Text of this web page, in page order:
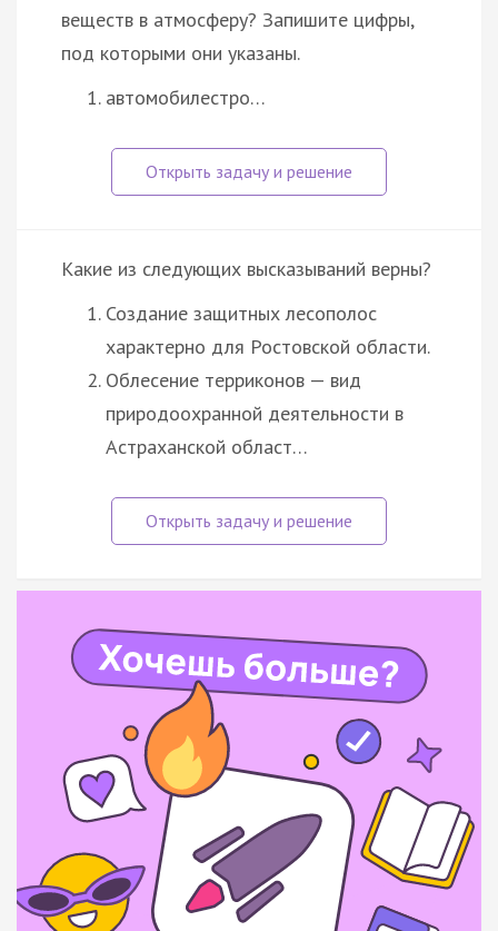
веществ в атмосферу? Запишите цифры,
под которыми они указаны.
автомобилестро…
Какие из следующих высказываний верны?
Создание защитных лесополос
характерно для Ростовской области.
Облесение терриконов — вид
природоохранной деятельности в
Астраханской област…